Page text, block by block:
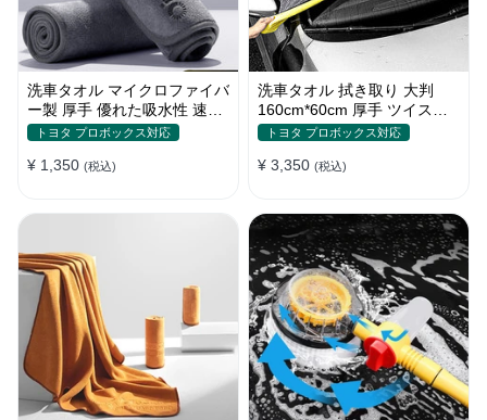
洗車タオル マイクロファイバ
ー製 厚手 優れた吸水性 速乾
拭き取り 柔らかい S~Lサイ
トヨタ プロボックス対応
¥ 1,350 (税込)
洗車タオル 拭き取り 大判
160cm*60cm 厚手 ツイスト
パイル 優れた吸水性 コーラ
トヨタ プロボックス対応
¥ 3,350 (税込)